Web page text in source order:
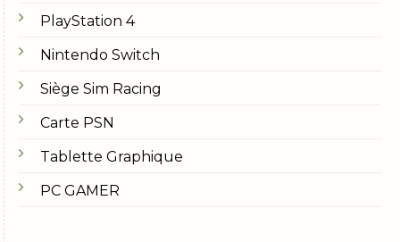
PlayStation 4
Nintendo Switch
Siège Sim Racing
Carte PSN
Tablette Graphique
PC GAMER